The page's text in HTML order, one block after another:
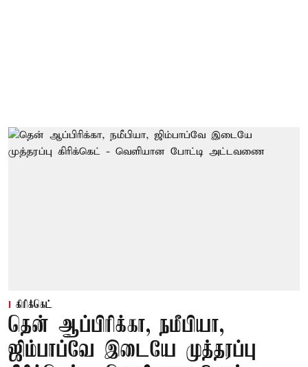
கிரிக்கெட்
தென் ஆப்பிரிக்கா, நமீபியா,
ஜிம்பாப்வே இடையே முத்தரப்பு